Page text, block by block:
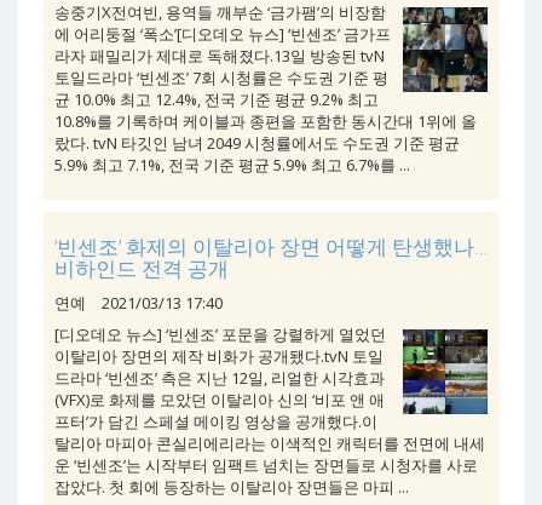
송중기X전여빈, 용역들 깨부순 ‘금가팸’의 비장함
에 어리둥절 ‘폭소’[디오데오 뉴스] ‘빈센조’ 금가프
라자 패밀리가 제대로 독해졌다.13일 방송된 tvN
토일드라마 ‘빈센조’ 7회 시청률은 수도권 기준 평
균 10.0% 최고 12.4%, 전국 기준 평균 9.2% 최고
10.8%를 기록하며 케이블과 종편을 포함한 동시간대 1위에 올
랐다. tvN 타깃인 남녀 2049 시청률에서도 수도권 기준 평균
5.9% 최고 7.1%, 전국 기준 평균 5.9% 최고 6.7%를 ...
‘빈센조’ 화제의 이탈리아 장면 어떻게 탄생했나…
비하인드 전격 공개
연예
2021/03/13 17:40
[디오데오 뉴스] ‘빈센조’ 포문을 강렬하게 열었던
이탈리아 장면의 제작 비화가 공개됐다.tvN 토일
드라마 ‘빈센조’ 측은 지난 12일, 리얼한 시각효과
(VFX)로 화제를 모았던 이탈리아 신의 ‘비포 앤 애
프터’가 담긴 스페셜 메이킹 영상을 공개했다.이
탈리아 마피아 콘실리에리라는 이색적인 캐릭터를 전면에 내세
운 ‘빈센조’는 시작부터 임팩트 넘치는 장면들로 시청자를 사로
잡았다. 첫 회에 등장하는 이탈리아 장면들은 마피 ...